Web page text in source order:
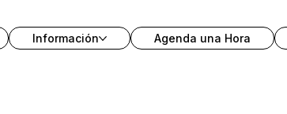
Información Agenda una Hora